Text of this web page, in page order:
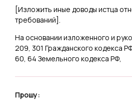
[Изложить иные доводы истца
требований].
На основании изложенного и
209, 301 Гражданского кодекса
60, 64 Земельного кодекса РФ,
Прошу: